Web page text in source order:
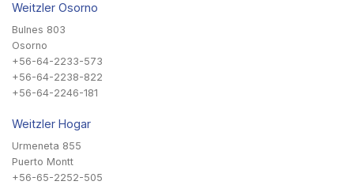
Weitzler Osorno
Bulnes 803
Osorno
+56-64-2233-573
+56-64-2238-822
+56-64-2246-181
Weitzler Hogar
Urmeneta 855
Puerto Montt
+56-65-2252-505